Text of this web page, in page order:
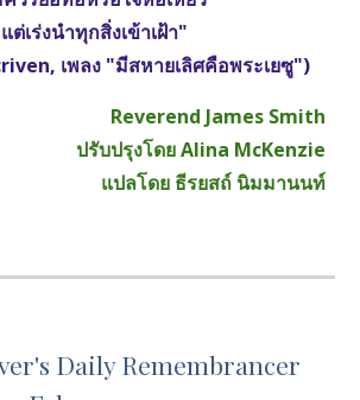
แต่เร่งนำทุกสิ่งเข้าเฝ้า"
เพลง "มีสหายเลิศคือพระเยซู")
Reverend James Smith
ปรับปรุงโดย Alina McKenzie
แปลโดย ธีรยสถ์ นิมมานนท์
Daily Remembrancer